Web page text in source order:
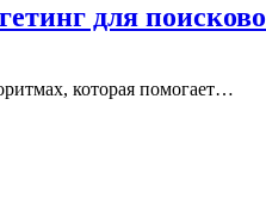
для
которая помогает…